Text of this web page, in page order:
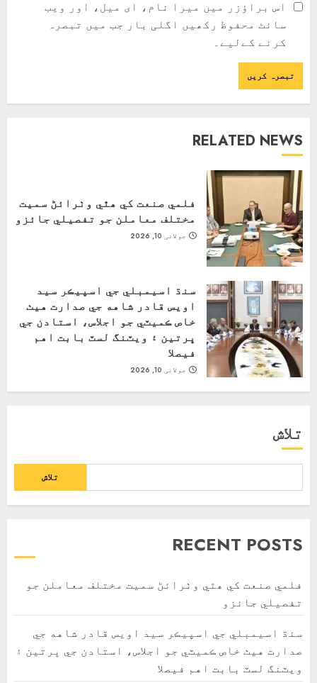
اس براؤزر میں میرا نام، ای میل، اور ویب
سائٹ محفوظ رکھیں اگلی بار جب میں تبصرہ
کرنے کےلیے۔
RELATED NEWS
فلمي صنعت کي ھٿي وٺرائڻ سميت
مختلف معاملن جو تفصيلي جائزو
جولائی 10, 2026
سنڌ اسيمبلي جي اسپيڪر سيد
اويس قادر شاهه جي صدارت هيٺ
خاص ڪميٽي جو اجلاس، استادن جي
ڀرتين ۽ ويٽنگ لسٽ بابت اهم
فيصلا
جولائی 10, 2026
تلاش
تلاش
RECENT POSTS
فلمي صنعت کي ھٿي وٺرائڻ سميت مختلف معاملن جو
تفصيلي جائزو
سنڌ اسيمبلي جي اسپيڪر سيد اويس قادر شاهه جي
صدارت هيٺ خاص ڪميٽي جو اجلاس، استادن جي ڀرتين ۽
ويٽنگ لسٽ بابت اهم فيصلا